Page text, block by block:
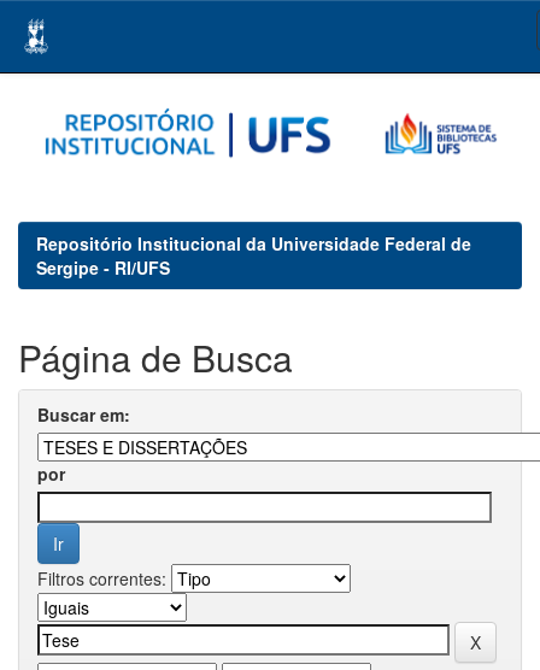
navigation
Repositório Institucional da Universidade Federal de
Sergipe - RI/UFS
Página de Busca
Buscar em:
por
Filtros correntes: